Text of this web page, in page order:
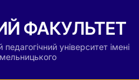
ФАКУЛЬТЕТ
університет імені